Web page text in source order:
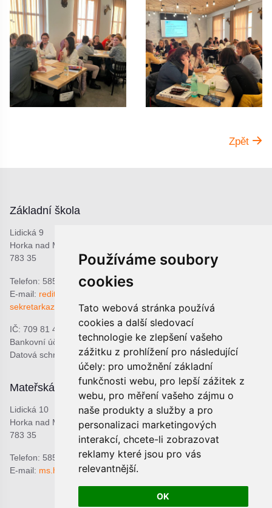
Používáme soubory
cookies
Tato webová stránka používá
cookies a další sledovací
technologie ke zlepšení vašeho
zážitku z prohlížení pro následující
účely: pro umožnění základní
funkčnosti webu, pro lepší zážitek z
webu, pro měření vašeho zájmu o
naše produkty a služby a pro
personalizaci marketingových
interakcí, chcete-li zobrazovat
reklamy které jsou pro vás
relevantnější.
OK
Zpět
Základní škola
Lidická 9
Horka nad Moravou
783 35
Telefon: 585 378 047
E-mail: reditel@zshorka.cz
sekretarkazshorka@seznam.cz
IČ: 709 81 493
Bankovní účet: 1809609309/0800
Datová schránka: bjema48
Mateřská škola
Lidická 10
Horka nad Moravou
783 35
Telefon: 585 378 068
E-mail: ms.horka@seznam.cz
Školní jídelna
Lidická 9
Horka nad Moravou
783 35
Telefon: 601 537 678